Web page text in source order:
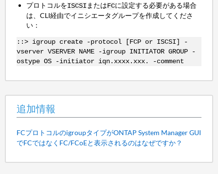
プロトコルをISCSI またはFCに設定する必要がある場合
は、CLI経由でイニシエータグループを作成してくださ
い：
::> igroup create -protocol [FCP or ISCSI] -
vserver VSERVER NAME -igroup INITIATOR GROUP -
ostype OS -initiator iqn.xxxx.xxx. -comment
追加情報
FCプロトコルのigroupタイプがONTAP System Manager GUI
でFCではなくFC/FCoEと表示されるのはなぜですか？